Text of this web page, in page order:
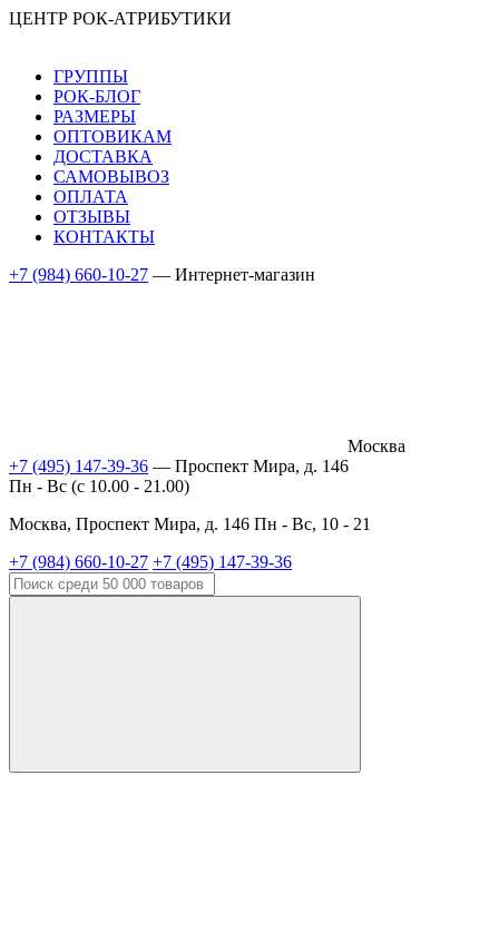
ЦЕНТР РОК-АТРИБУТИКИ
ГРУППЫ
РОК-БЛОГ
РАЗМЕРЫ
ОПТОВИКАМ
ДОСТАВКА
САМОВЫВОЗ
ОПЛАТА
ОТЗЫВЫ
КОНТАКТЫ
+7 (984) 660-10-27 — Интернет-магазин
Москва
+7 (495) 147-39-36 — Проспект Мира, д. 146
Пн - Вс (c 10.00 - 21.00)
Москва, Проспект Мира, д. 146 Пн - Вс, 10 - 21
+7 (984) 660-10-27 +7 (495) 147-39-36